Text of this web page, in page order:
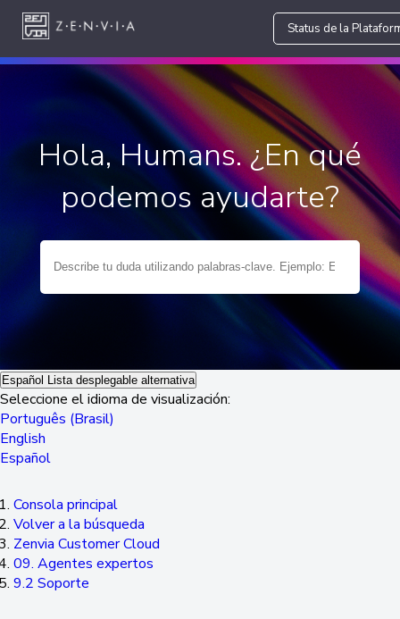
Status de la
Hola, Humans. ¿En qué
podemos ayudarte?
Español Lista desplegable alternativa
Seleccione el idioma de visualización:
Português (Brasil)
English
Español
Consola principal
Volver a la búsqueda
Zenvia Customer Cloud
09. Agentes expertos
9.2 Soporte